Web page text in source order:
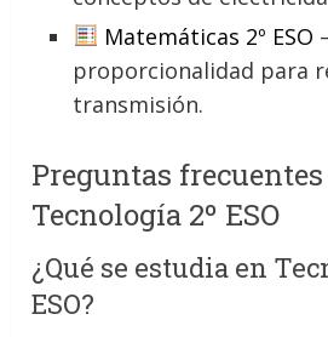
Matemáticas 2º ESO
proporcionalidad para
transmisión.
Preguntas
Tecnología 2º ESO
¿Qué se estudia en
ESO?